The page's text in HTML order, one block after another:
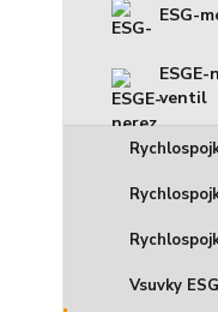
ESG-
ESGE-
ventil
Vsuvky